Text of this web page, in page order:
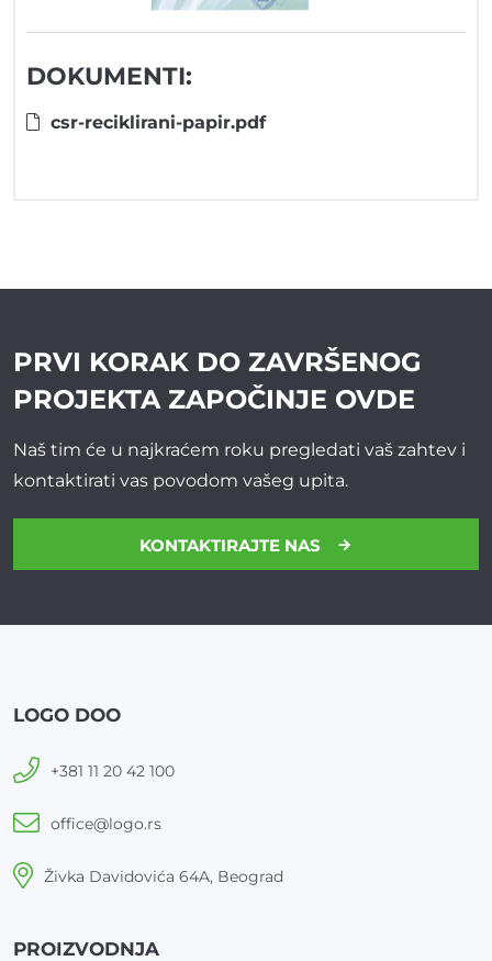
DOKUMENTI:
csr-reciklirani-papir.pdf
PRVI KORAK DO ZAVRŠENOG
PROJEKTA ZAPOČINJE OVDE
Naš tim će u najkraćem roku pregledati vaš zahtev i
kontaktirati vas povodom vašeg upita.
KONTAKTIRAJTE NAS
LOGO DOO
+381 11 20 42 100
office@logo.rs
Živka Davidovića 64A, Beograd
PROIZVODNJA